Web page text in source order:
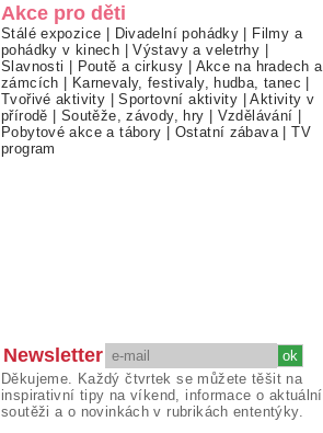
Akce pro děti
Stálé expozice | Divadelní pohádky | Filmy a
pohádky v kinech |Výstavy a veletrhy |
Slavnosti | Poutě a cirkusy | Akce na hradech a
zámcích | Karnevaly, festivaly, hudba, tanec |
Tvořivé aktivity |Sportovní aktivity |Aktivity v
přírodě | Soutěže, závody, hry | Vzdělávání |
Pobytové akce a tábory | Ostatní zábava |TV
program
Newsletter
Děkujeme. Každý čtvrtek se můžete těšit na
inspirativní tipy na víkend, informace o aktuální
soutěži a o novinkách v rubrikách ententýky.